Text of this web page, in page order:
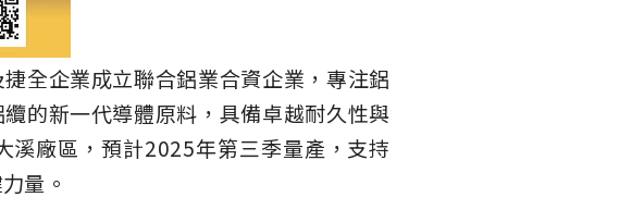
全企業成立聯合鋁業合資企業，專注鋁
的新一代導體原料，具備卓越耐久性與
溪廠區，預計2025年第三季量產，支持
量。